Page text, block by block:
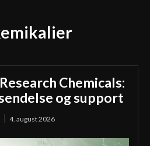
Chemicals:
og support
4. august 2026